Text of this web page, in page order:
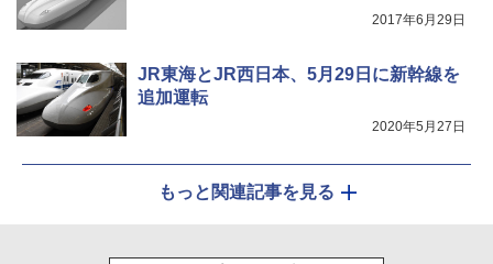
2017年6月29日
JR東海とJR西日本、5月29日に新幹線を
追加運転
2020年5月27日
もっと関連記事を見る